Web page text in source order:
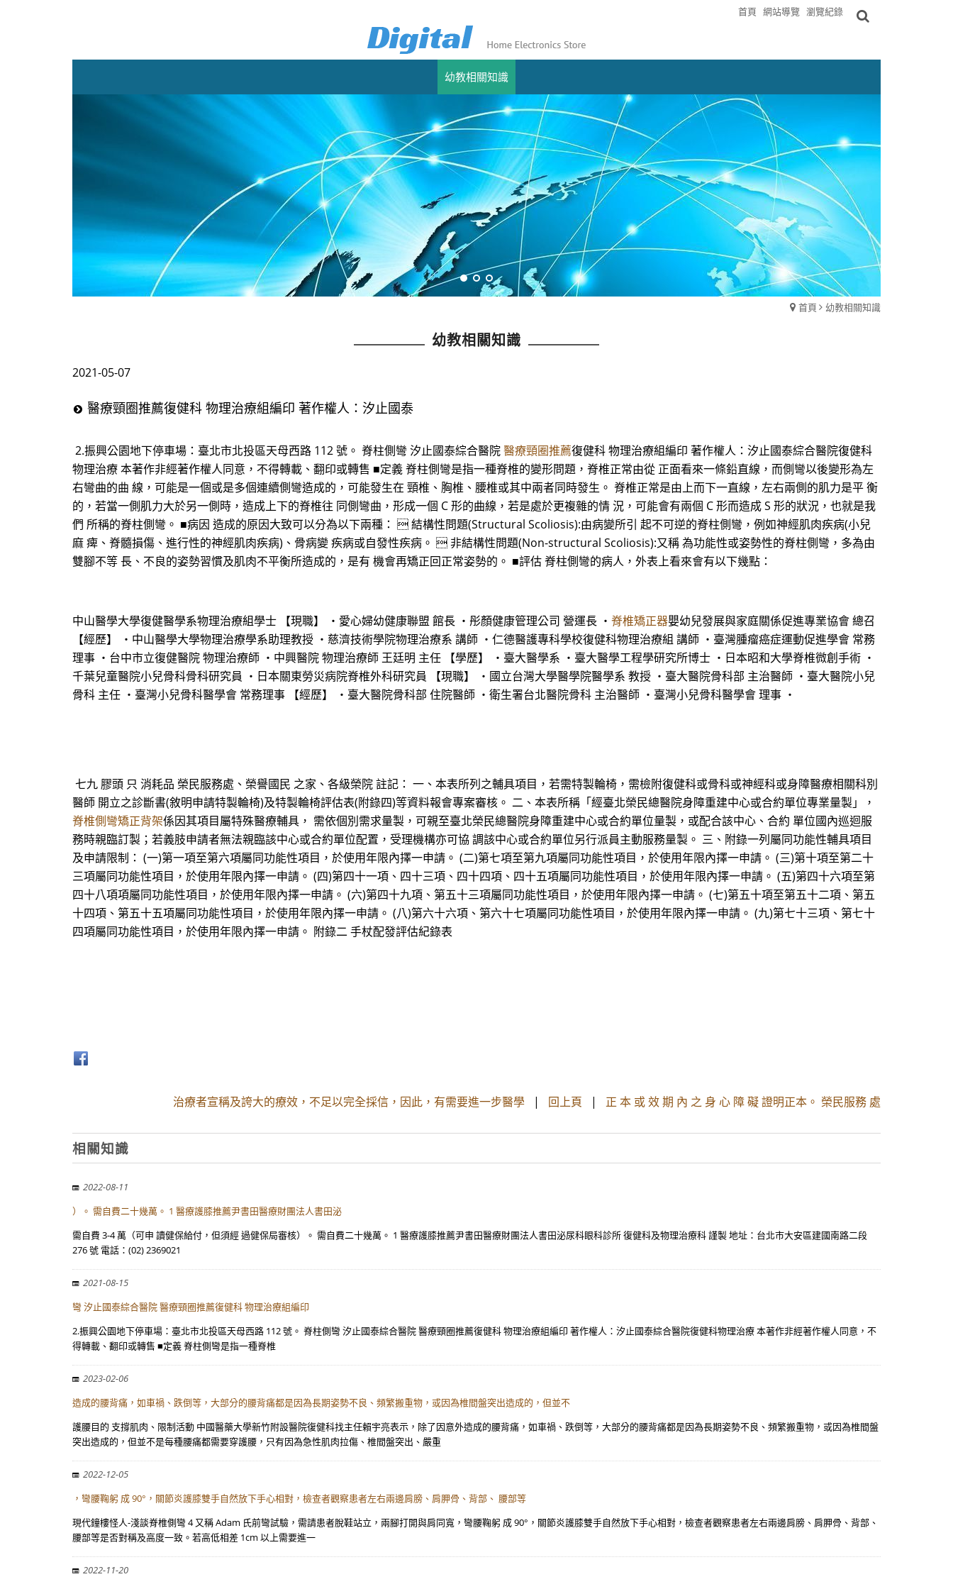
首頁 網站導覽 瀏覽紀錄
幼教相關知識
首頁 幼教相關知識
幼教相關知識
2021-05-07
醫療頸圈推薦復健科 物理治療組編印 著作權人：汐止國泰
2.振興公園地下停車場：臺北市北投區天母西路 112 號。 脊柱側彎 汐止國泰綜合醫院醫療頸圈推薦復健科 物理治療組編印 著作權人：汐止國泰綜合醫院復健科
物理治療 本著作非經著作權人同意，不得轉載、翻印或轉售 ■定義 脊柱側彎是指一種脊椎的變形問題，脊椎正常由從 正面看來一條鉛直線，而側彎以後變形為左
右彎曲的曲 線，可能是一個或是多個連續側彎造成的，可能發生在 頸椎、胸椎、腰椎或其中兩者同時發生。 脊椎正常是由上而下一直線，左右兩側的肌力是平 衡
的，若當一側肌力大於另一側時，造成上下的脊椎往 同側彎曲，形成一個 C 形的曲線，若是處於更複雜的情 況，可能會有兩個 C 形而造成 S 形的狀況，也就是我
們 所稱的脊柱側彎。 ■病因 造成的原因大致可以分為以下兩種：  結構性問題(Structural Scoliosis):由病變所引 起不可逆的脊柱側彎，例如神經肌肉疾病(小兒
麻 痺、脊髓損傷、進行性的神經肌肉疾病)、骨病變 疾病或自發性疾病。  非結構性問題(Non-structural Scoliosis):又稱 為功能性或姿勢性的脊柱側彎，多為由
雙腳不等 長、不良的姿勢習慣及肌肉不平衡所造成的，是有 機會再矯正回正常姿勢的。 ■評估 脊柱側彎的病人，外表上看來會有以下幾點：
中山醫學大學復健醫學系物理治療組學士 【現職】 ・愛心婦幼健康聯盟 館長 ・彤顏健康管理公司 營運長 ・ 脊椎矯正器嬰幼兒發展與家庭關係促進專業協會 總召
【經歷】 ・中山醫學大學物理治療學系助理教授 ・慈濟技術學院物理治療系 講師 ・仁德醫護專科學校復健科物理治療組 講師 ・臺灣腫瘤癌症運動促進學會 常務
理事 ・台中市立復健醫院 物理治療師 ・中興醫院 物理治療師 王廷明 主任 【學歷】 ・臺大醫學系 ・臺大醫學工程學研究所博士 ・日本昭和大學脊椎微創手術 ・
千葉兒童醫院小兒骨科骨科研究員 ・日本關東勞災病院脊椎外科研究員 【現職】 ・國立台灣大學醫學院醫學系 教授 ・臺大醫院骨科部 主治醫師 ・臺大醫院小兒
骨科 主任 ・臺灣小兒骨科醫學會 常務理事 【經歷】 ・臺大醫院骨科部 住院醫師 ・衛生署台北醫院骨科 主治醫師 ・臺灣小兒骨科醫學會 理事 ・
七九 膠頭 只 消耗品 榮民服務處、榮譽國民 之家、各級榮院 註記： 一、本表所列之輔具項目，若需特製輪椅，需檢附復健科或骨科或神經科或身障醫療相關科別
醫師 開立之診斷書(敘明申請特製輪椅)及特製輪椅評估表(附錄四)等資料報會專案審核。 二、本表所稱「經臺北榮民總醫院身障重建中心或合約單位專業量製」，
脊椎側彎矯正背架係因其項目屬特殊醫療輔具， 需依個別需求量製，可親至臺北榮民總醫院身障重建中心或合約單位量製，或配合該中心、合約 單位國內巡迴服
務時親臨訂製；若義肢申請者無法親臨該中心或合約單位配置，受理機構亦可協 調該中心或合約單位另行派員主動服務量製。 三、附錄一列屬同功能性輔具項目
及申請限制： (一)第一項至第六項屬同功能性項目，於使用年限內擇一申請。 (二)第七項至第九項屬同功能性項目，於使用年限內擇一申請。 (三)第十項至第二十
三項屬同功能性項目，於使用年限內擇一申請。 (四)第四十一項、四十三項、四十四項、四十五項屬同功能性項目，於使用年限內擇一申請。 (五)第四十六項至第
四十八項項屬同功能性項目，於使用年限內擇一申請。 (六)第四十九項、第五十三項屬同功能性項目，於使用年限內擇一申請。 (七)第五十項至第五十二項、第五
十四項、第五十五項屬同功能性項目，於使用年限內擇一申請。 (八)第六十六項、第六十七項屬同功能性項目，於使用年限內擇一申請。 (九)第七十三項、第七十
四項屬同功能性項目，於使用年限內擇一申請。 附錄二 手杖配發評估紀錄表
治療者宣稱及誇大的療效，不足以完全採信，因此，有需要進一步醫學 | 回上頁 | 正 本 或 效 期 內 之 身 心 障 礙 證明正本。 榮民服務 處
相關知識
2022-08-11
）。 需自費二十幾萬。 1 醫療護膝推薦尹書田醫療財團法人書田泌
需自費 3-4 萬（可申 讀健保給付，但須經 過健保局審核）。 需自費二十幾萬。 1 醫療護膝推薦尹書田醫療財團法人書田泌尿科眼科診所 復健科及物理治療科 謹製 地址：台北市大安區建國南路二段
276 號 電話：(02) 2369021
2021-08-15
彎 汐止國泰綜合醫院 醫療頸圈推薦復健科 物理治療組編印
2.振興公園地下停車場：臺北市北投區天母西路 112 號。 脊柱側彎 汐止國泰綜合醫院 醫療頸圈推薦復健科 物理治療組編印 著作權人：汐止國泰綜合醫院復健科物理治療 本著作非經著作權人同意，不
得轉載、翻印或轉售 ■定義 脊柱側彎是指一種脊椎
2023-02-06
造成的腰背痛，如車禍、跌倒等，大部分的腰背痛都是因為長期姿勢不良、頻繁搬重物，或因為椎間盤突出造成的，但並不
護腰目的 支撐肌肉、限制活動 中國醫藥大學新竹附設醫院復健科找主任賴宇亮表示，除了因意外造成的腰背痛，如車禍、跌倒等，大部分的腰背痛都是因為長期姿勢不良、頻繁搬重物，或因為椎間盤
突出造成的，但並不是每種腰痛都需要穿護腰，只有因為急性肌肉拉傷、椎間盤突出、嚴重
2022-12-05
，彎腰鞠躬 成 90°，關節炎護膝雙手自然放下手心相對，檢查者觀察患者左右兩邊肩膀、肩胛骨、背部、 腰部等
現代鐘樓怪人-淺談脊椎側彎 4 又稱 Adam 氏前彎試驗，需請患者脫鞋站立，兩腳打開與肩同寬，彎腰鞠躬 成 90°，關節炎護膝雙手自然放下手心相對，檢查者觀察患者左右兩邊肩膀、肩胛骨、背部、
腰部等是否對稱及高度一致。若高低相差 1cm 以上需要進一
2022-11-20